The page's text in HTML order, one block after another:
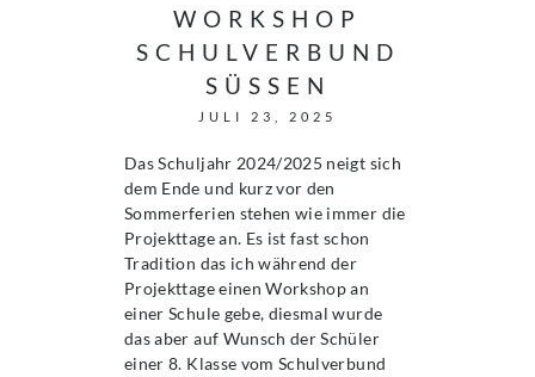
WORKSHOP
SCHULVERBUND
SÜSSEN
JULI 23, 2025
Das Schuljahr 2024/2025 neigt sich
dem Ende und kurz vor den
Sommerferien stehen wie immer die
Projekttage an. Es ist fast schon
Tradition das ich während der
Projekttage einen Workshop an
einer Schule gebe, diesmal wurde
das aber auf Wunsch der Schüler
einer 8. Klasse vom Schulverbund